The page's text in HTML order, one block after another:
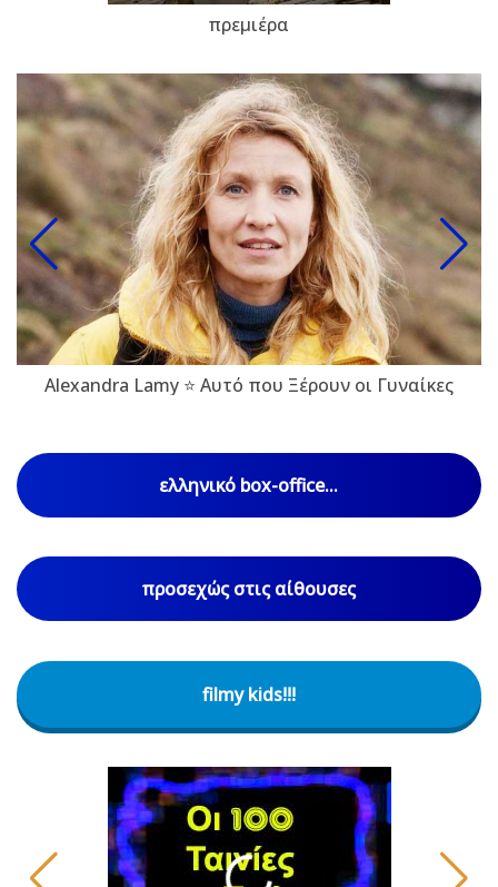
πρεμιέρα
Alexandra Lamy ⭐ Αυτό που Ξέρουν οι Γυναίκες
ελληνικό box-office...
προσεχώς στις αίθουσες
filmy kids!!!